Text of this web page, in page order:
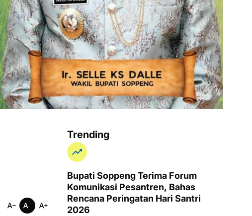
Trending
Bupati Soppeng Terima Forum
Komunikasi Pesantren, Bahas
Rencana Peringatan Hari Santri
2026